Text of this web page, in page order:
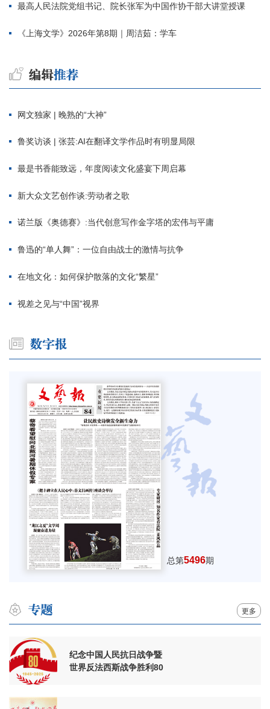
最高人民法院党组书记、院长张军为中国作协干部大讲堂授课
《上海文学》2026年第8期｜周洁茹：学车
网文独家 | 晚熟的“大神”
鲁奖访谈 | 张芸:AI在翻译文学作品时有明显局限
最是书香能致远，年度阅读文化盛宴下周启幕
新大众文艺创作谈:劳动者之歌
诺兰版《奥德赛》:当代创意写作金字塔的宏伟与平庸
鲁迅的“单人舞”：一位自由战士的激情与抗争
在地文化：如何保护散落的文化“繁星”
视差之见与“中国”视界
总第5496期
更多
纪念中国人民抗日战争暨
世界反法西斯战争胜利80